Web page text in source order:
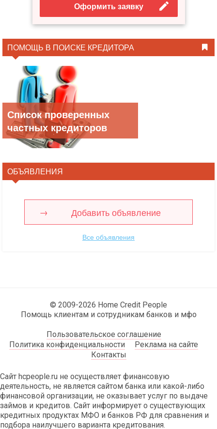
Оформить заявку
ПОМОЩЬ В ПОИСКЕ КРЕДИТОРА
Список проверенных
частных кредиторов
ОБЪЯВЛЕНИЯ
Добавить объявление
Все объявления
© 2009-2026 Home Credit People
Помощь клиентам и сотрудникам банков и мфо
Пользовательское соглашение
Политика конфиденциальности
Реклама на сайте
Контакты
Сайт hcpeople.ru не осуществляет финансовую
деятельность, не является сайтом банка или какой-либо
финансовой организации, не оказывает услуг по выдаче
займов и кредитов. Сайт информирует о существующих
кредитных продуктах МФО и банков РФ для сравнения и
подбора наилучшего варианта кредитования.